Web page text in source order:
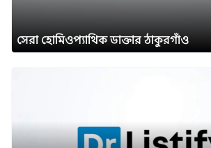
সেরা হোমিওপ্যাথিক ডাক্তার ঠাকুরগাঁও